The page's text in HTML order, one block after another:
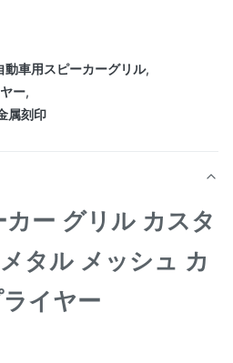
車用スピーカーグリル,
ー,
属刻印
カー グリル カスタ
タル メッシュ カ
イヤー